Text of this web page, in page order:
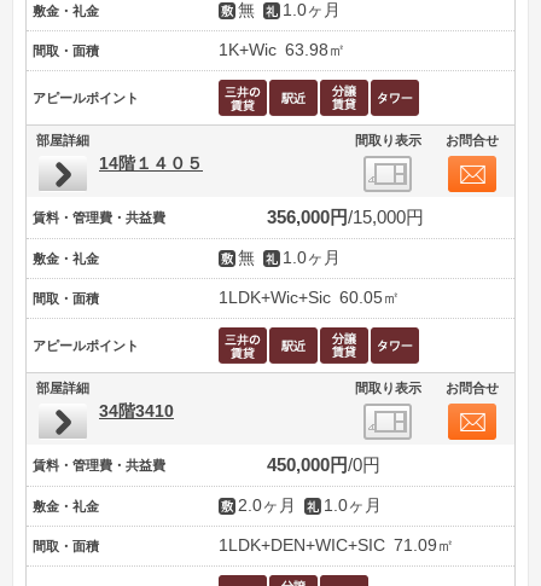
敷金・礼金 無 1.0ヶ月
間取・面積 1K+Wic 63.98㎡
アピールポイント
部屋詳細 間取り表示 お問合せ
14階１４０５
賃料・管理費・共益費 356,000円 15,000円
敷金・礼金 無 1.0ヶ月
間取・面積 1LDK+Wic+Sic 60.05㎡
アピールポイント
部屋詳細 間取り表示 お問合せ
34階3410
賃料・管理費・共益費 450,000円 0円
敷金・礼金 2.0ヶ月 1.0ヶ月
間取・面積 1LDK+DEN+WIC+SIC 71.09㎡